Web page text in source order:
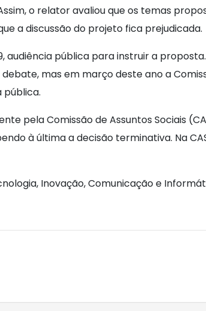
o relator avaliou que os temas
a discussão do projeto fica prejudicada.
audiência pública para instruir a
mas em março deste ano a
pública.
pela Comissão de Assuntos Sociais
à última a decisão terminativa. Na
Inovação, Comunicação e